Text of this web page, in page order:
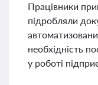
Працівники
підробляли
необхідність
у роботі